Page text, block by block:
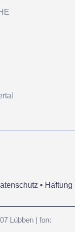
▪ Haftung
Lübben | fon: